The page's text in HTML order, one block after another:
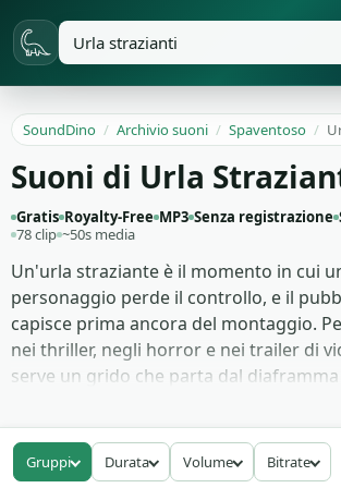
SoundDino / Archivio suoni / Spaventoso /
Suoni di Urla
Gratis Royalty-Free MP3 Senza registrazione
78 clip ~50s media
Un'urla straziante è il momento in cui
personaggio perde il controllo, e il
capisce prima ancora del montaggio.
nei thriller, negli horror e nei trailer di
serve un grido che parta dal
con intenzione: terrore puro, dolore
crescente, scoperta improvvisa.
Gruppi Durata Volume Bitrate